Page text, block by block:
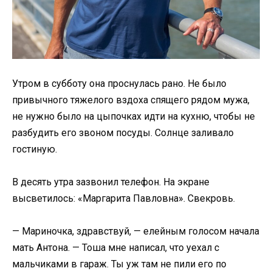
Утром в субботу она проснулась рано. Не было
привычного тяжелого вздоха спящего рядом мужа,
не нужно было на цыпочках идти на кухню, чтобы не
разбудить его звоном посуды. Солнце заливало
гостиную.
В десять утра зазвонил телефон. На экране
высветилось: «Маргарита Павловна». Свекровь.
— Мариночка, здравствуй, — елейным голосом начала
мать Антона. — Тоша мне написал, что уехал с
мальчиками в гараж. Ты уж там не пили его по